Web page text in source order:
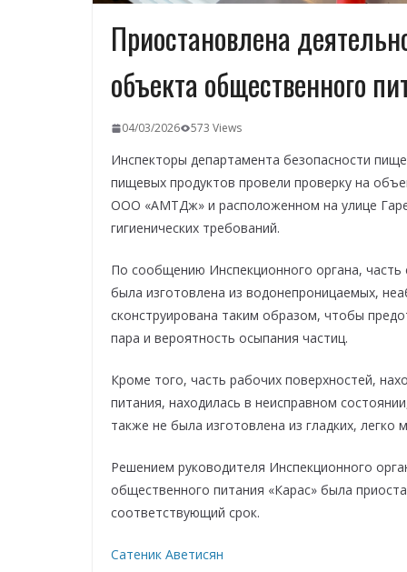
Приостановлена
объекта общественного
04/03/2026 573 Views
Инспекторы департамента безопасности
пищевых продуктов провели проверку на
ООО «АМТДж» и расположенном на улице
гигиенических требований.
По сообщению Инспекционного органа, часть
была изготовлена из водонепроницаемых,
сконструирована таким образом, чтобы
пара и вероятность осыпания частиц.
Кроме того, часть рабочих поверхностей,
питания, находилась в неисправном
также не была изготовлена из гладких,
Решением руководителя Инспекционного
общественного питания «Карас» была
соответствующий срок.
Сатеник Аветисян